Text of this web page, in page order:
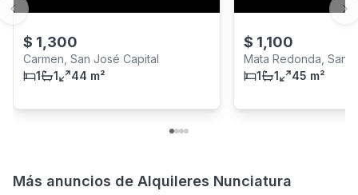
$ 1,300
Carmen, San José Capital
1
1 44 m²
$ 1,100
Mata Redonda, San
1
1 45 m²
Previous slide
Más anuncios de Alquileres Nunciatura